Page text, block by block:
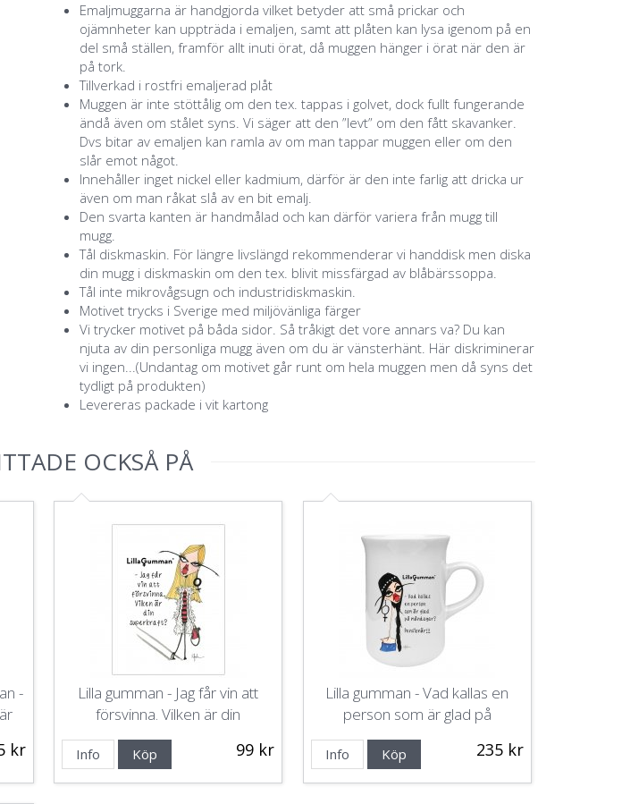
Emaljmuggarna är handgjorda vilket betyder att små prickar och
ojämnheter kan uppträda i emaljen, samt att plåten kan lysa igenom på en
del små ställen, framför allt inuti örat, då muggen hänger i örat när den är
på tork.
Tillverkad i rostfri emaljerad plåt
Muggen är inte stöttålig om den tex. tappas i golvet, dock fullt fungerande
ändå även om stålet syns. Vi säger att den ”levt” om den fått skavanker.
Dvs bitar av emaljen kan ramla av om man tappar muggen eller om den
slår emot något.
Innehåller inget nickel eller kadmium, därför är den inte farlig att dricka ur
även om man råkat slå av en bit emalj.
Den svarta kanten är handmålad och kan därför variera från mugg till
mugg.
Tål diskmaskin. För längre livslängd rekommenderar vi handdisk men diska
din mugg i diskmaskin om den tex. blivit missfärgad av blåbärssoppa.
Tål inte mikrovågsugn och industridiskmaskin.
Motivet trycks i Sverige med miljövänliga färger
Vi trycker motivet på båda sidor. Så tråkigt det vore annars va? Du kan
njuta av din personliga mugg även om du är vänsterhänt. Här diskriminerar
vi ingen...(Undantag om motivet går runt om hela muggen men då syns det
tydligt på produkten)
Levereras packade i vit kartong
OCKSÅ PÅ
-
kr
Lilla gumman - Jag får vin att
försvinna. Vilken är din
superkraft?
99 kr
Info Köp
Lilla gumman - Vad kallas en
person som är glad på
måndagar? Pensionär!!!
235 kr
Info Köp